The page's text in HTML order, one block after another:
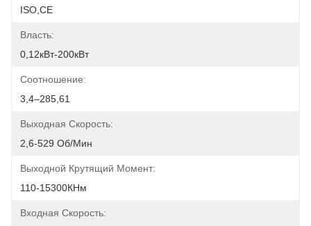
ISO,CE
Власть:
0,12кВт-200кВт
Соотношение:
3,4–285,61
Выходная Скорость:
2,6-529 Об/мин
Выходной Крутящий Момент:
110-15300КНм
Входная Скорость: